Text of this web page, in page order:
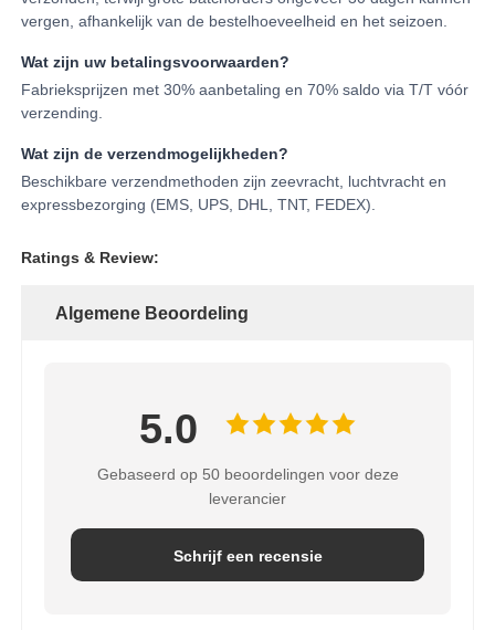
vergen, afhankelijk van de bestelhoeveelheid en het seizoen.
Wat zijn uw betalingsvoorwaarden?
Fabrieksprijzen met 30% aanbetaling en 70% saldo via T/T vóór
verzending.
Wat zijn de verzendmogelijkheden?
Beschikbare verzendmethoden zijn zeevracht, luchtvracht en
expressbezorging (EMS, UPS, DHL, TNT, FEDEX).
Ratings & Review:
Algemene Beoordeling
5.0
Gebaseerd op 50 beoordelingen voor deze
leverancier
Schrijf een recensie